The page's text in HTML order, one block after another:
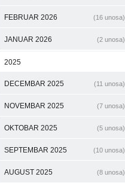
FEBRUAR 2026 (16 unosa)
JANUAR 2026 (2 unosa)
2025
DECEMBAR 2025 (11 unosa)
NOVEMBAR 2025 (7 unosa)
OKTOBAR 2025 (5 unosa)
SEPTEMBAR 2025 (10 unosa)
AUGUST 2025 (8 unosa)